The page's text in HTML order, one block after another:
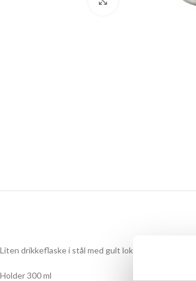
Liten drikkeflaske i stål med gult lokk.
Holder 300 ml